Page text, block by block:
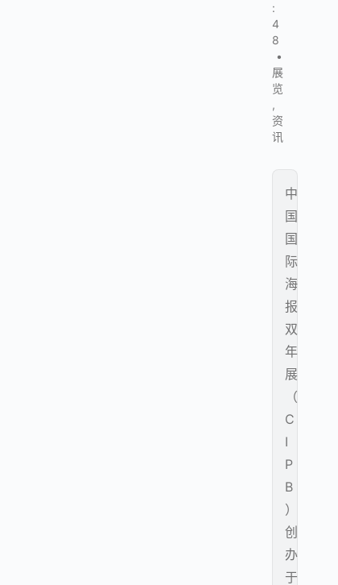
:
4
8
•
展
览
,
资
讯
中
国
国
际
海
报
双
年
展
（
C
I
P
B
）
创
办
于